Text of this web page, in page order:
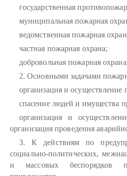
государственная
муниципальная пожарная
ведомственная пожарная
частная пожарная охрана;
добровольная пожарная
2. Основными задачами
организация и
спасение людей и имущества
организация и
организация проведения
3. К действиям по
социально-политических,
и массовых беспорядков